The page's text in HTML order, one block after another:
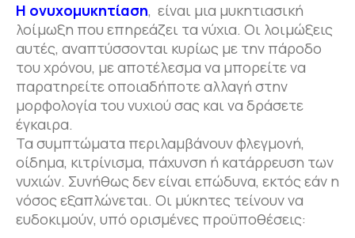
H oνυχομυκητίαση, είναι μια μυκητιασική
λοίμωξη που επηρεάζει τα νύχια. Οι λοιμώξεις
αυτές, αναπτύσσονται κυρίως με την πάροδο
του χρόνου, με αποτέλεσμα να μπορείτε να
παρατηρείτε οποιαδήποτε αλλαγή στην
μορφολογία του νυχιού σας και να δράσετε
έγκαιρα.
Τα συμπτώματα περιλαμβάνουν φλεγμονή,
οίδημα, κιτρίνισμα, πάχυνση ή κατάρρευση των
νυχιών. Συνήθως δεν είναι επώδυνα, εκτός εάν η
νόσος εξαπλώνεται. Οι μύκητες τείνουν να
ευδοκιμούν, υπό ορισμένες προϋποθέσεις: